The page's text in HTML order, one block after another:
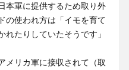
本軍に提供するため取り外
の使われ方は「イモを育て
たりしていたそうです」
リカ軍に接収されて（取